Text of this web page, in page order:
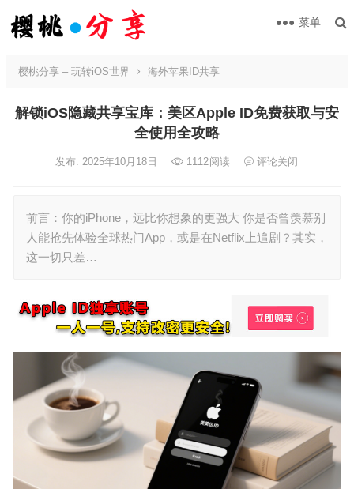
菜单
樱桃分享 – 玩转iOS世界 海外苹果ID共享
解锁iOS隐藏共享宝库：美区Apple ID免费获取与安
全使用全攻略
发布: 2025年10月18日 1112阅读 评论关闭
前言：你的iPhone，远比你想象的更强大 你是否曾羡慕别
人能抢先体验全球热门App，或是在Netflix上追剧？其实，
这一切只差…